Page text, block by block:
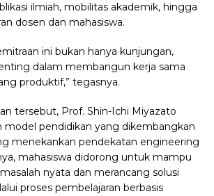
ilmiah, mobilitas akademik, hingga
dosen dan mahasiswa.
ini bukan hanya kunjungan,
dalam membangun kerja sama
produktif,” tegasnya.
tersebut, Prof. Shin-Ichi Miyazato
model pendidikan yang dikembangkan
menekankan pendekatan engineering
mahasiswa didorong untuk mampu
nyata dan merancang solusi
proses pembelajaran berbasis